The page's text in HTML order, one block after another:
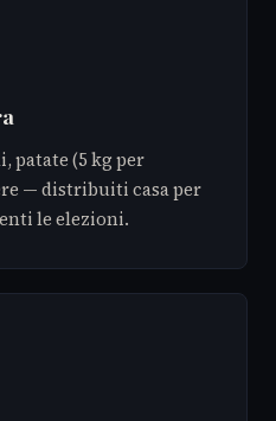
patate (5 kg per
— distribuiti casa per
le elezioni.